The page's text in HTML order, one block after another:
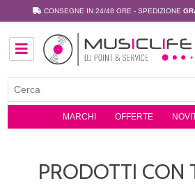
CONSEGNE IN 24/48 ORE - SPEDIZIONE
MARCHI OFFERTE
PRODOTTI CON